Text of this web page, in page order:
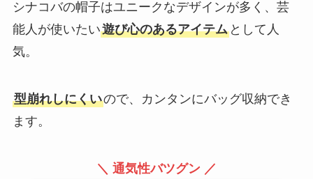
シナコバの帽子はユニークなデザインが多く、芸
能人が使いたい遊び心のあるアイテムとして人
気。
型崩れしにくいので、カンタンにバッグ収納でき
ます。
＼ 通気性バツグン ／